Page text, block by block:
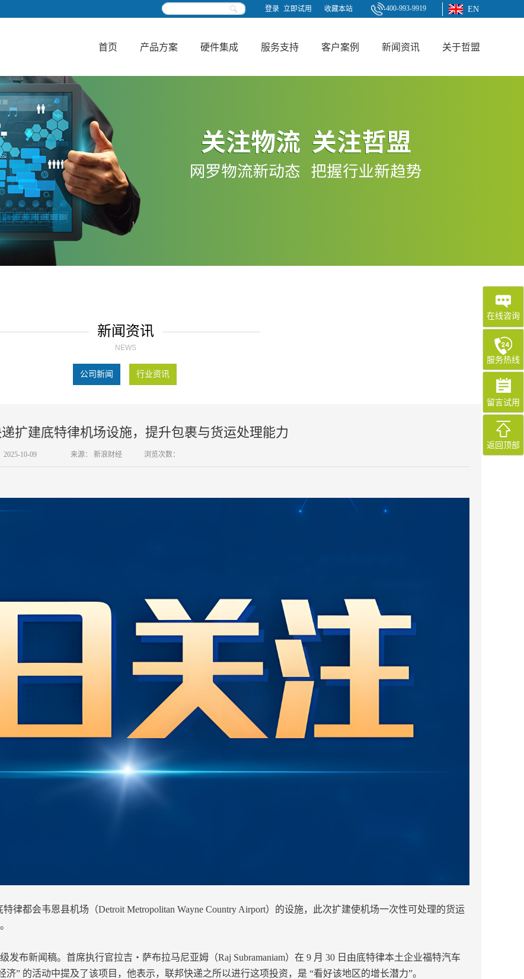
400-993-9919 EN
收藏本站
立即试用
登录
首页 产品方案 硬件集成 服务支持 客户案例 新闻资讯 关于哲盟
新闻资讯
NEWS
公司新闻 行业资讯
扩建底特律机场设施，提升包裹与货运处理能力
2025-10-09 来源： 新浪财经 浏览次数：
律都会韦恩县机场（Detroit Metropolitan Wayne Country Airport）的设施，此次扩建使机场一次性可处理的货运
新闻稿。首席执行官拉吉・萨布拉马尼亚姆（Raj Subramaniam）在 9 月 30 日由底特律本土企业福特汽车
济” 的活动中提及了该项目，他表示，联邦快递之所以进行这项投资，是 “看好该地区的增长潜力”。
在线咨询
服务热线
留言试用
返回顶部